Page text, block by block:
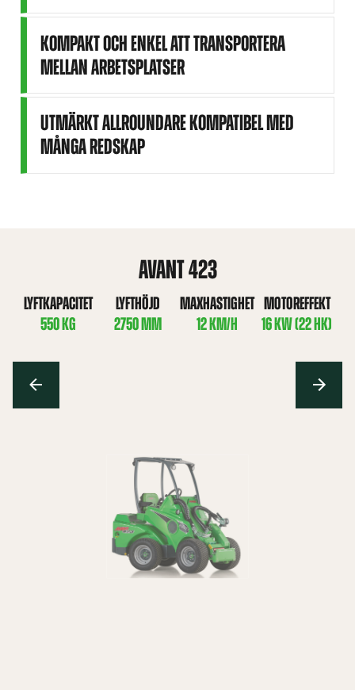
KOMPAKT OCH ENKEL ATT TRANSPORTERA
MELLAN ARBETSPLATSER
UTMÄRKT ALLROUNDARE KOMPATIBEL MED
MÅNGA REDSKAP
AVANT 423
LYFTKAPACITET
550 KG
LYFTHÖJD
2750 MM
MAXHASTIGHET
12 KM/H
MOTOREFFEKT
16 KW (22 HK)